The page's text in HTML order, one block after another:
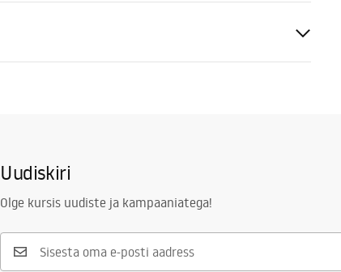
160mm
Uudiskiri
Olge kursis uudiste ja kampaaniatega!